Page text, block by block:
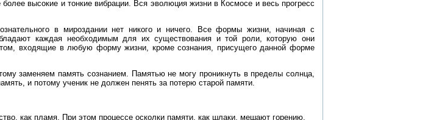
высокие и тонкие вибрации. Вся эволюция жизни в Космосе и весь прогресс
в мироздании нет никого и ничего. Все формы жизни, начиная с
каждая необходимым для их существования и той роли, которую они
входящие в любую форму жизни, кроме сознания, присущего данной форме
заменяем память сознанием. Памятью не могу проникнуть в пределы солнца,
и потому ученик не должен пенять за потерю старой памяти.
как пламя. При этом процессе осколки памяти, как шлаки, мешают горению.